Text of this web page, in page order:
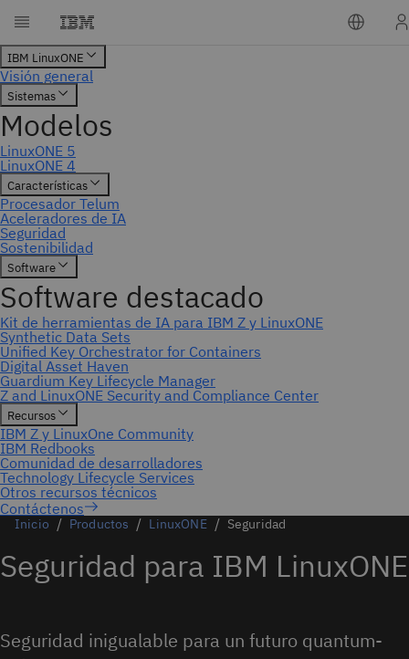
Contáctenos
Inicio Productos LinuxONE Seguridad
Seguridad para IBM LinuxONE
Seguridad inigualable para un futuro quantum-